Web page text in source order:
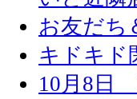
お友だち
キドキド
10月8日